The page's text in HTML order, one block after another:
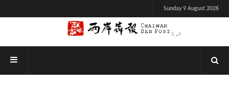
Sunday 9 August 2026